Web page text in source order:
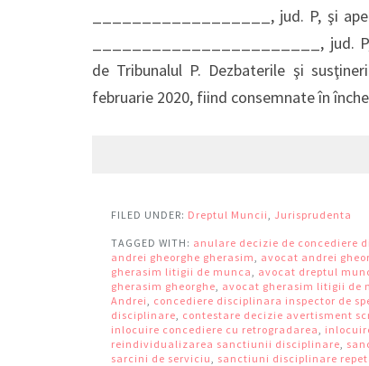
__________________, jud. P, şi
_______________________, jud.
de Tribunalul P. Dezbaterile şi
februarie 2020, fiind consemnate în
FILED UNDER: Dreptul Muncii, Jurisprudenta
TAGGED WITH: anulare decizie de concediere
andrei gheorghe gherasim, avocat andrei
gherasim litigii de munca, avocat dreptul
gherasim gheorghe, avocat gherasim litigii de
Andrei, concediere disciplinara inspector de
disciplinare, contestare decizie avertisment
inlocuire concediere cu retrogradarea,
reindividualizarea sanctiunii disciplinare,
sarcini de serviciu, sanctiuni disciplinare